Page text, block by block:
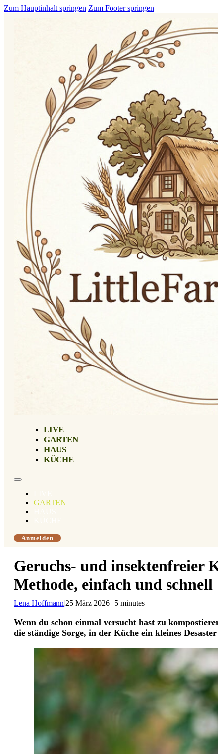
Zum Hauptinhalt springen Zum Footer springen
LIVE
GARTEN
HAUS
KÜCHE
GARTEN
Anmelden
Geruchs- und insektenfreier
Methode, einfach und schnell
Lena Hoffmann|25 März 2026 5 minutes
Wenn du schon einmal versucht hast zu
die ständige Sorge, in der Küche ein kleines Desaster